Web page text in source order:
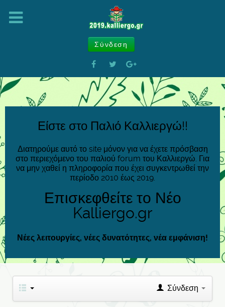
Σύνδεση
Είστε στο Παλιό Καλλιεργώ!!
Διατηρούμε αυτό το site μόνον για να έχετε πρόσβαση
στο περιεχόμενο του παλιού forum του Καλλιεργώ. Για
να μην χαθεί η πληροφορία που έχει συγκεντρωθεί την
περίοδο 2010 έως 2019.
Επισκεφθείτε το Νέο
Kalliergo.gr
Νέες λειτουργίες, νέες δυνατότητες, νέα εμφάνιση!
Σύνδεση